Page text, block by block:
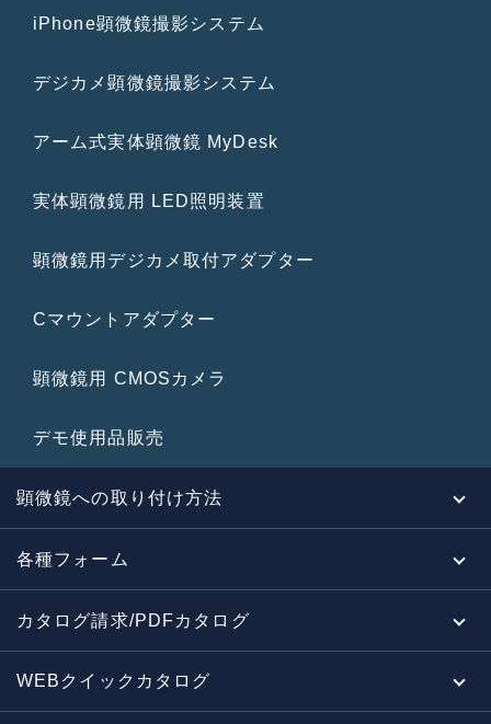
iPhone顕微鏡撮影システム
デジカメ顕微鏡撮影システム
アーム式実体顕微鏡 MyDesk
実体顕微鏡用 LED照明装置
顕微鏡用デジカメ取付アダプター
Cマウントアダプター
顕微鏡用 CMOSカメラ
デモ使用品販売
顕微鏡への取り付け方法
各種フォーム
カタログ請求/PDFカタログ
WEBクイックカタログ